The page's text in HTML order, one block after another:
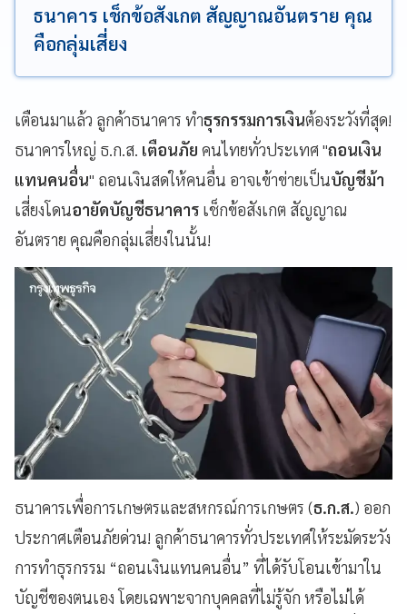
ธนาคาร เช็กข้อสังเกต สัญญาณอันตราย คุณ
คือกลุ่มเสี่ยง
เตือนมาแล้ว ลูกค้าธนาคาร ทำธุรกรรมการเงินต้องระวังที่สุด!
ธนาคารใหญ่ ธ.ก.ส. เตือนภัย คนไทยทั่วประเทศ "ถอนเงิน
แทนคนอื่น" ถอนเงินสดให้คนอื่น อาจเข้าข่ายเป็นบัญชีม้า
เสี่ยงโดนอายัดบัญชีธนาคาร เช็กข้อสังเกต สัญญาณ
อันตราย คุณคือกลุ่มเสี่ยงในนั้น!
ธนาคารเพื่อการเกษตรและสหกรณ์การเกษตร (ธ.ก.ส.) ออก
ประกาศเตือนภัยด่วน! ลูกค้าธนาคารทั่วประเทศให้ระมัดระวัง
การทำธุรกรรม “ถอนเงินแทนคนอื่น” ที่ได้รับโอนเข้ามาใน
บัญชีของตนเอง โดยเฉพาะจากบุคคลที่ไม่รู้จัก หรือไม่ได้